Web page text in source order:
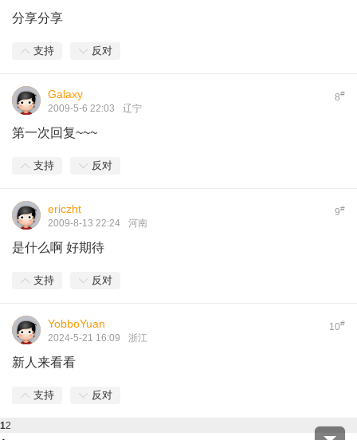
分享分享
支持 反对
8#
Galaxy
2009-5-6 22:03 辽宁
第一次回复~~~
支持 反对
9#
ericzht
2009-8-13 22:24 河南
是什么啊 好期待
支持 反对
10#
YobboYuan
2024-5-21 16:09 浙江
新人来看看
支持 反对
12